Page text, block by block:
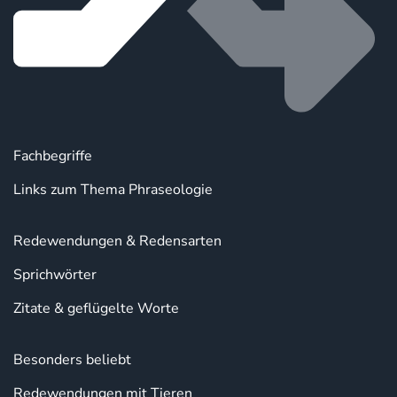
Fachbegriffe
Links zum Thema Phraseologie
Redewendungen & Redensarten
Sprichwörter
Zitate & geflügelte Worte
Besonders beliebt